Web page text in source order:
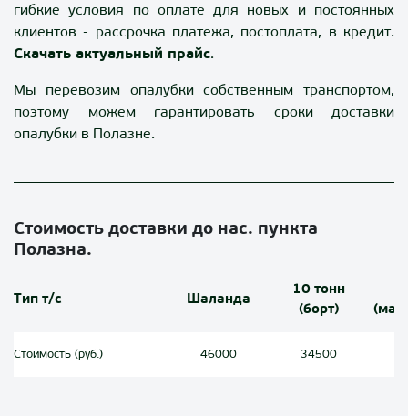
гибкие условия по оплате для новых и постоянных
клиентов - рассрочка платежа, постоплата, в кредит.
Скачать актуальный прайс.
Мы перевозим опалубки собственным транспортом,
поэтому можем гарантировать сроки доставки
опалубки в Полазне.
Стоимость доставки до нас. пункта
Полазна.
Тип т/с Шаланда
10 тонн
(борт)
Стоимость (руб.) 46000 34500